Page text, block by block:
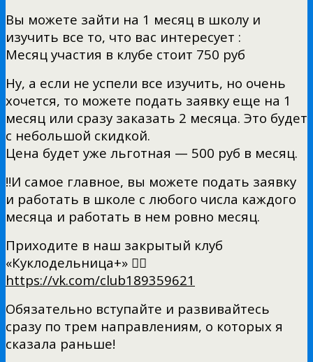
Вы можете зайти на 1 месяц в школу и
изучить все то, что вас интересует :
Месяц участия в клубе стоит 750 руб
Ну, а если не успели все изучить, но очень
хочется, то можете подать заявку еще на 1
месяц или сразу заказать 2 месяца. Это будет
с небольшой скидкой.
Цена будет уже льготная — 500 руб в месяц.
‼И самое главное, вы можете подать заявку
и работать в школе с любого числа каждого
месяца и работать в нем ровно месяц.
Приходите в наш закрытый клуб
«Куклодельница+» 👎🏻
https://vk.com/club189359621
Обязательно вступайте и развивайтесь
сразу по трем направлениям, о которых я
сказала раньше!